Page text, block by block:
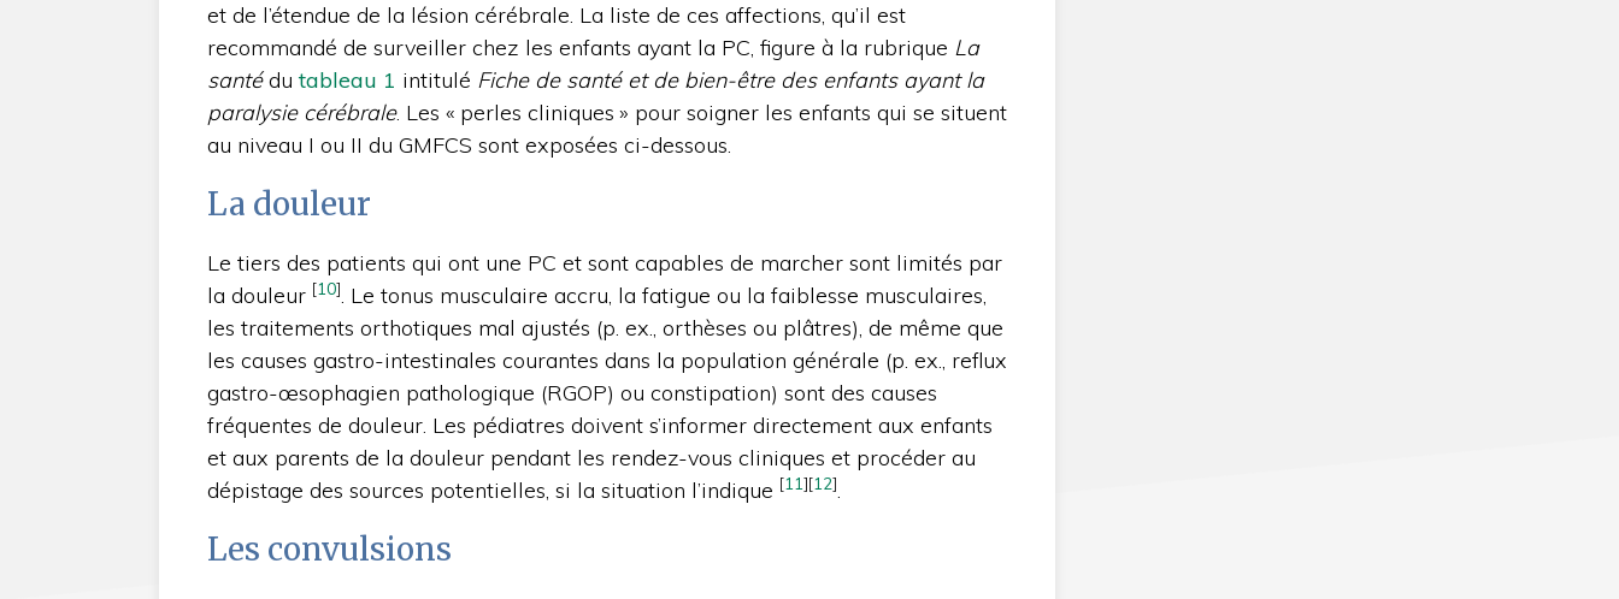
et de l’étendue de la lésion cérébrale. La liste de ces affections, qu’il est
recommandé de surveiller chez les enfants ayant la PC, figure à la rubrique La
santédutableau 1 intitulé Fiche de santé et de bien-être des enfants ayant la
paralysie cérébrale. Les « perles cliniques » pour soigner les enfants qui se situent
au niveau I ou II du GMFCS sont exposées ci-dessous.
La douleur
Le tiers des patients qui ont une PC et sont capables de marcher sont limités par
la douleur [10]. Le tonus musculaire accru, la fatigue ou la faiblesse musculaires,
les traitements orthotiques mal ajustés (p. ex., orthèses ou plâtres), de même que
les causes gastro-intestinales courantes dans la population générale (p. ex., reflux
gastro-œsophagien pathologique (RGOP) ou constipation) sont des causes
fréquentes de douleur. Les pédiatres doivent s’informer directement aux enfants
et aux parents de la douleur pendant les rendez-vous cliniques et procéder au
dépistage des sources potentielles, si la situation l’indique [11][12].
Les convulsions